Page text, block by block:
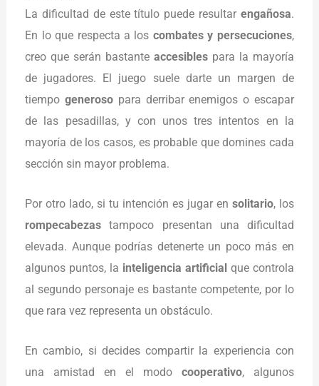
La dificultad de este título puede resultar engañosa.
En lo que respecta a los combates y persecuciones,
creo que serán bastante accesiblespara la mayoría
de jugadores. El juego suele darte un margen de
tiempogeneroso para derribar enemigos o escapar
de las pesadillas, y con unos tres intentos en la
mayoría de los casos, es probable que domines cada
sección sin mayor problema.
Por otro lado, si tu intención es jugar en solitario, los
rompecabezas tampoco presentan una dificultad
elevada. Aunque podrías detenerte un poco más en
algunos puntos, la inteligencia artificialque controla
al segundo personaje es bastante competente, por lo
que rara vez representa un obstáculo.
En cambio, si decides compartir la experiencia con
una amistad en el modo cooperativo, algunos